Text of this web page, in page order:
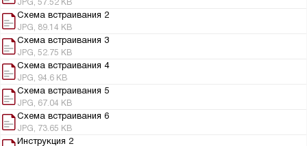
JPG, 57.52 KB
Схема встраивания 2
JPG, 89.14 KB
Схема встраивания 3
JPG, 52.75 KB
Схема встраивания 4
JPG, 94.6 KB
Схема встраивания 5
JPG, 67.04 KB
Схема встраивания 6
JPG, 73.65 KB
Инструкция 2